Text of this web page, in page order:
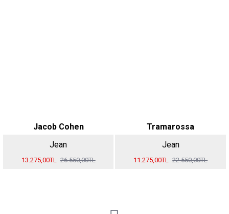
Jacob Cohen
Jean
13.275,00TL 26.550,00TL
Tramarossa
Jean
11.275,00TL 22.550,00TL